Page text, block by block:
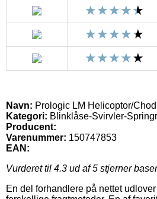
Navn: Prologic LM Helicoptor/
Kategori: Blinklåse-Svirvler-
Producent:
Varenummer: 150747853
EAN:
Vurderet til 4.3 ud af 5 stjerner
En del forhandlere på nettet